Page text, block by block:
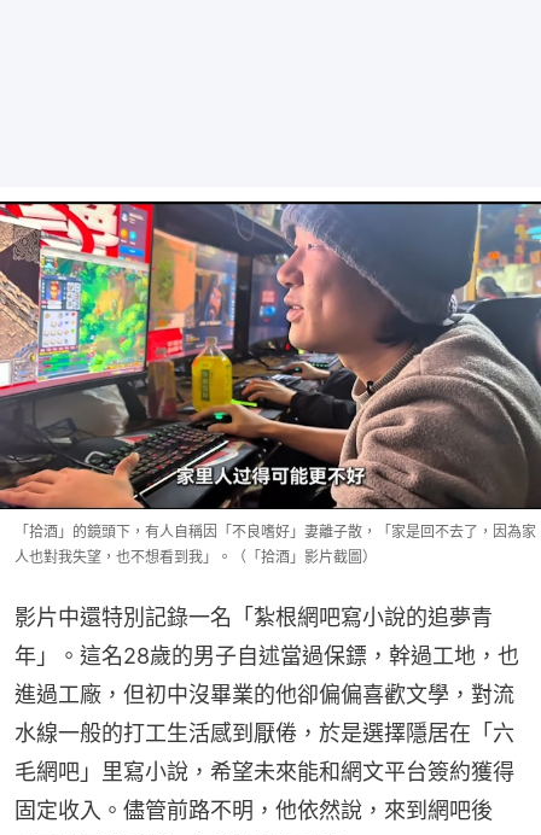
「拾酒」的鏡頭下，有人自稱因「不良嗜好」妻離子散，「家是回不去了，因為家
人也對我失望，也不想看到我」。（「拾酒」影片截圖）
影片中還特別記錄一名「紮根網吧寫小說的追夢青
年」。這名28歲的男子自述當過保鏢，幹過工地，也
進過工廠，但初中沒畢業的他卻偏偏喜歡文學，對流
水線一般的打工生活感到厭倦，於是選擇隱居在「六
毛網吧」里寫小說，希望未來能和網文平台簽約獲得
固定收入。儘管前路不明，他依然說，來到網吧後